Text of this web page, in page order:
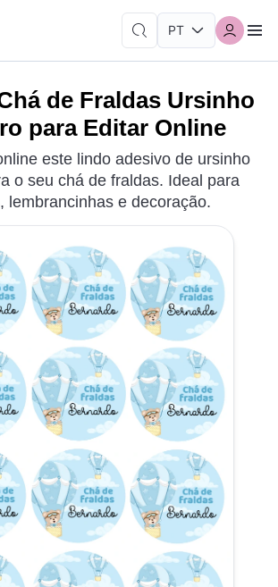
de Fraldas Ursinho
para Editar Online
este lindo adesivo de ursinho
o seu chá de fraldas. Ideal para
lembrancinhas e decoração.